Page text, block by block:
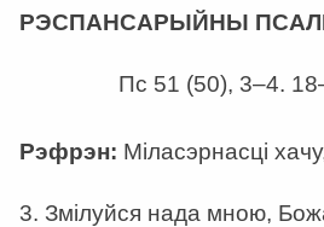
РЭСПАНСАРЫЙНЫ
Пс 51 (50), 3–4.
Рэфрэн: Міласэрнасці
3. Змілуйся нада мною,